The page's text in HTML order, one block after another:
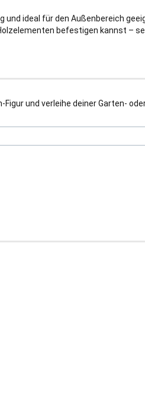
ideal für den Außenbereich
befestigen kannst –
und verleihe deiner Garten-